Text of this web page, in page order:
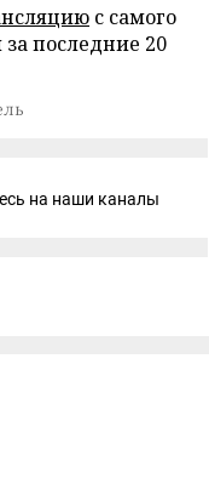
с самого
последние 20
на наши каналы